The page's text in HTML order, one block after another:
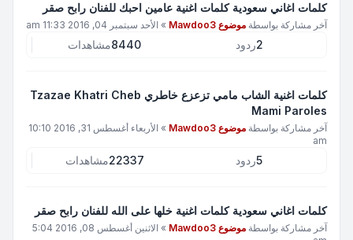
كلمات اغاني سعودية كلمات اغنية عامين احبك للفنان رابح صقر
آخر مشاركة بواسطة موضوع Mawdoo3 » الأحد سبتمبر 04, 2016 11:33 am
2ردود 8440مشاهدات
كلمات اغنية الشاب مامي تزعزع خاطري Tzazae Khatri Cheb
Mami Paroles
آخر مشاركة بواسطة موضوع Mawdoo3 »
الأربعاء أغسطس 31, 2016 10:10
am
5ردود 22337مشاهدات
كلمات اغاني سعودية كلمات اغنية خلها على الله للفنان رابح صقر
آخر مشاركة بواسطة موضوع Mawdoo3 »
الاثنين أغسطس 08, 2016 5:04